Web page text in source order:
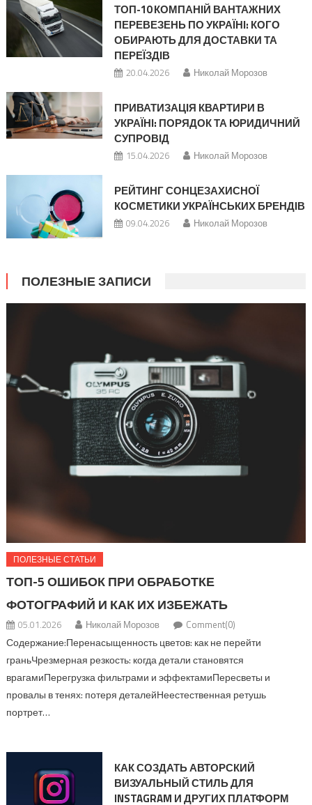
ТОП-10 КОМПАНІЙ ВАНТАЖНИХ
ПЕРЕВЕЗЕНЬ ПО УКРАЇНІ: КОГО
ОБИРАЮТЬ ДЛЯ ДОСТАВКИ ТА
ПЕРЕЇЗДІВ
20.04.2026 Николай Морозов
ПРИВАТИЗАЦІЯ КВАРТИРИ В
УКРАЇНІ: ПОРЯДОК ТА ЮРИДИЧНИЙ
СУПРОВІД
15.04.2026 Николай Морозов
РЕЙТИНГ СОНЦЕЗАХИСНОЇ
КОСМЕТИКИ УКРАЇНСЬКИХ БРЕНДІВ
09.04.2026 Николай Морозов
ПОЛЕЗНЫЕ ЗАПИСИ
ПОЛЕЗНЫЕ СТАТЬИ
ТОП-5 ОШИБОК ПРИ ОБРАБОТКЕ
ФОТОГРАФИЙ И КАК ИХ ИЗБЕЖАТЬ
05.01.2026 Николай Морозов Comment(0)
Содержание:Перенасыщенность цветов: как не перейти
граньЧрезмерная резкость: когда детали становятся
врагамиПерегрузка фильтрами и эффектамиПересветы и
провалы в тенях: потеря деталейНеестественная ретушь
портрет…
КАК СОЗДАТЬ АВТОРСКИЙ
ВИЗУАЛЬНЫЙ СТИЛЬ ДЛЯ
INSTAGRAM И ДРУГИХ ПЛАТФОРМ